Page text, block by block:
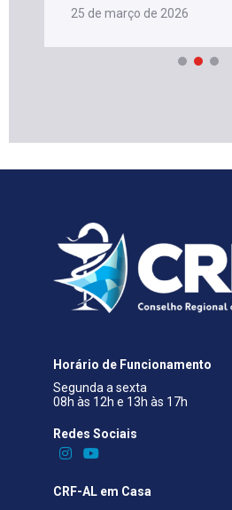
25 de março de 2026
Horário de Funcionamento
Segunda a sexta
08h às 12h e 13h às 17h
Redes Sociais​
CRF-AL em Casa